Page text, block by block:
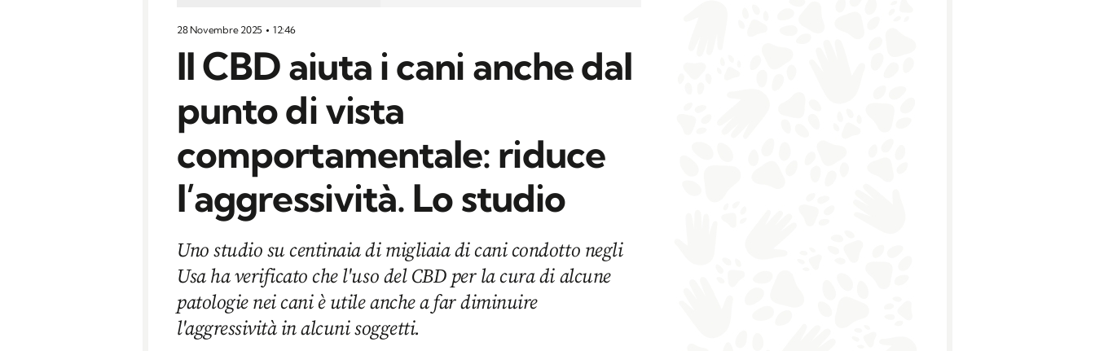
28 Novembre 2025 12:46
Il CBD aiuta i cani anche dal
punto di vista
comportamentale: riduce
l’aggressività. Lo studio
Uno studio su centinaia di migliaia di cani condotto negli
Usa ha verificato che l'uso del CBD per la cura di alcune
patologie nei cani è utile anche a far diminuire
l'aggressività in alcuni soggetti.